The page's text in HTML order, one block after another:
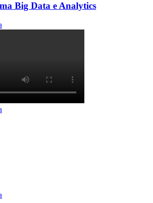
Big Data e Analytics